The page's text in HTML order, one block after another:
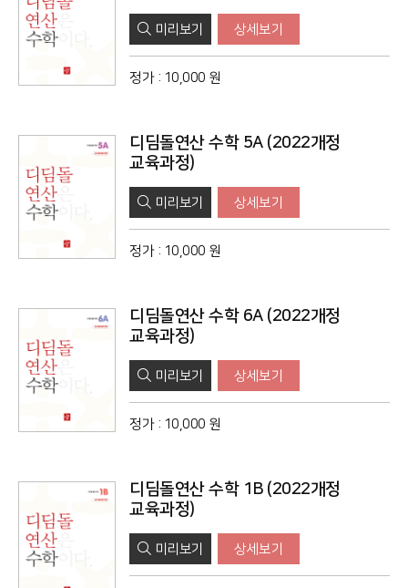
미리보기 상세보기
정가: 10,000 원
디딤돌연산 수학 5A (2022개정
교육과정)
미리보기 상세보기
정가: 10,000 원
디딤돌연산 수학 6A (2022개정
교육과정)
미리보기 상세보기
정가: 10,000 원
디딤돌연산 수학 1B (2022개정
교육과정)
미리보기 상세보기